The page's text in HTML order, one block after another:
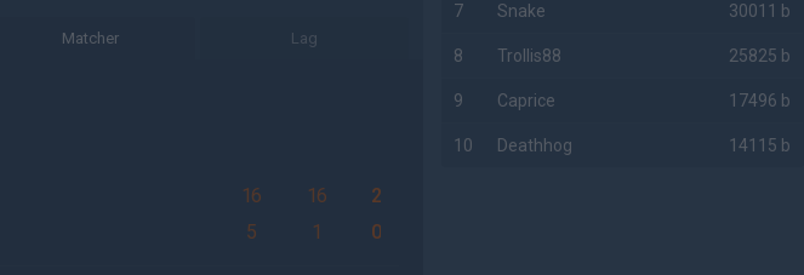
Matcher Lag
16 16
2
5 1 0
7 Snake 30011 b
8 Trollis88 25825 b
9 Caprice 17496 b
10 Deathhog 14115 b